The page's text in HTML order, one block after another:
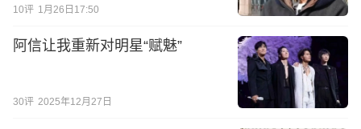
10评 1月26日17:50
阿信让我重新对明星“赋魅”
30评 2025年12月27日